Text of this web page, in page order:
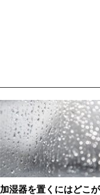
加湿器を置くにはどこ